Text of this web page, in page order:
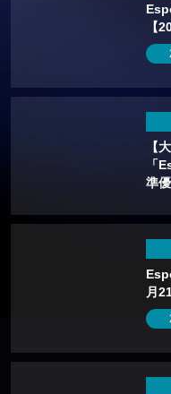
【
【
「
準
月